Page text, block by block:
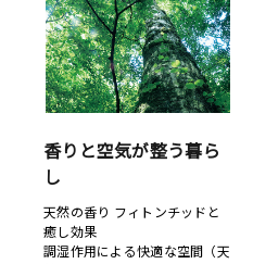
香りと空気が整う暮ら
し
天然の香り フィトンチッドと
癒し効果
調湿作用による快適な空間（天